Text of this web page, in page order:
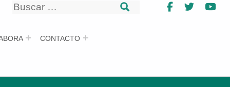
CONTACTO
Buscar
Facebook
Twitter